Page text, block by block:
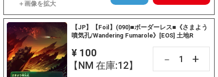
【JP】【Foil】(090)■ボーダーレス■《さまよう
噴気孔/Wandering Fumarole》[EOS] 土地R
¥ 100
【NM 在庫:12】
－ +